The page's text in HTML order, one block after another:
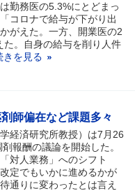
勤務医の5.3%にとどまっ
コロナで給与が下がり出
がえた。一方、開業医の2
。自身の給与を削り人件
きを見る
師偏在など課題多々
経済研究所教授）は7月26
報酬の議論を開始した。
対人業務」へのシフト
定でもいかに進めるかが
通りに変わったとは言え